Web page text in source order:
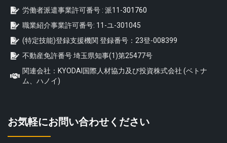
労働者派遣事業許可番号 : 派11-301760
職業紹介事業許可番号: 11-ユ-301045
(特定技能)登録支援機関 登録番号：23登-008399
不動産免許番号 埼玉県知事(1)第25477号
関連会社：KYODAI国際人材協力及び投資株式会社 (ベトナ
ム、ハノイ)
お気軽にお問い合わせください